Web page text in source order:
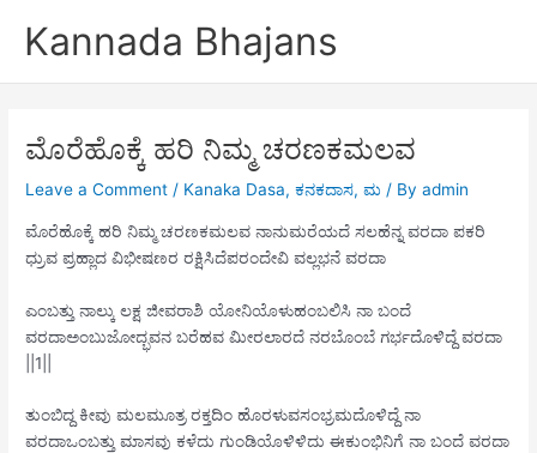
Kannada Bhajans
ಮೊರೆಹೊಕ್ಕೆ ಹರಿ ನಿಮ್ಮ ಚರಣಕಮಲವ
Leave a Comment / Kanaka Dasa,ಕನಕದಾಸ,ಮ / Byadmin
ಮೊರೆಹೊಕ್ಕೆ ಹರಿ ನಿಮ್ಮ ಚರಣಕಮಲವ ನಾನುಮರೆಯದೆ ಸಲಹೆನ್ನ ವರದಾ ಪಕರಿ
ಧ್ರುವ ಪ್ರಹ್ಲಾದ ವಿಭೀಷಣರ ರಕ್ಷಿಸಿದೆಪರಂದೇವಿ ವಲ್ಲಭನೆ ವರದಾ
ಎಂಬತ್ತು ನಾಲ್ಕು ಲಕ್ಷ ಜೀವರಾಶಿ ಯೋನಿಯೊಳುಹಂಬಲಿಸಿ ನಾ ಬಂದೆ
ವರದಾಅಂಬುಜೋದ್ಭವನ ಬರೆಹವ ಮೀರಲಾರದೆ ನರಬೊಂಬೆ ಗರ್ಭದೊಳಿದ್ದೆ ವರದಾ
||1||
ತುಂಬಿದ್ದ ಕೀವು ಮಲಮೂತ್ರ ರಕ್ತದಿಂ ಹೊರಳುವಸಂಭ್ರಮದೊಳಿದ್ದೆ ನಾ
ವರದಾಒಂಬತ್ತು ಮಾಸವು ಕಳೆದು ಗುಂಡಿಯೊಳಿಳಿದು ಈಕುಂಭಿನಿಗೆ ನಾ ಬಂದೆ ವರದಾ